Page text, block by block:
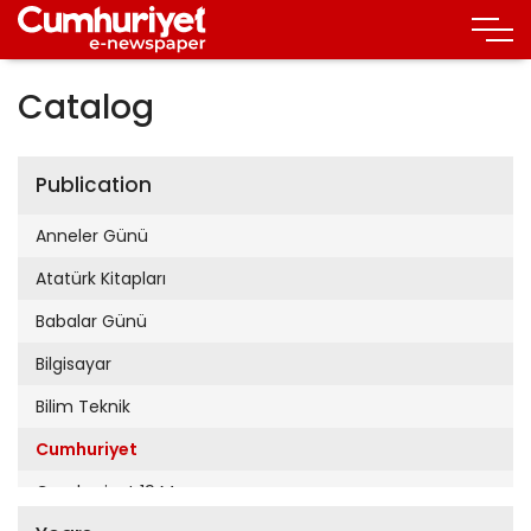
Catalog
Publication
Anneler Günü
Atatürk Kitapları
Babalar Günü
Bilgisayar
Bilim Teknik
Cumhuriyet
Cumhuriyet 19 Mayıs